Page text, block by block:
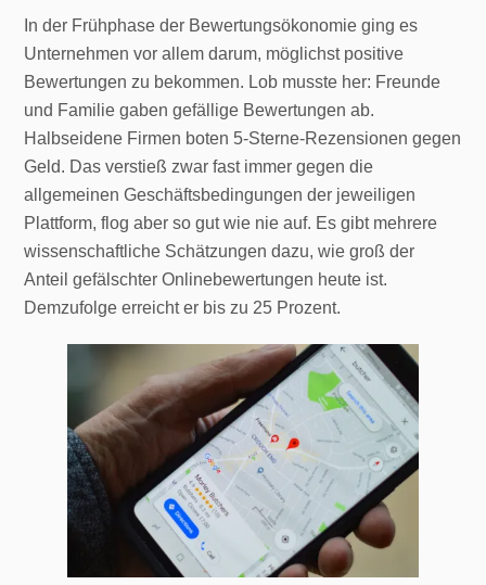
In der Frühphase der Bewertungsökonomie ging es
Unternehmen vor allem darum, möglichst positive
Bewertungen zu bekommen. Lob musste her: Freunde
und Familie gaben gefällige Bewertungen ab.
Halbseidene Firmen boten 5-Sterne-Rezensionen gegen
Geld. Das verstieß zwar fast immer gegen die
allgemeinen Geschäftsbedingungen der jeweiligen
Plattform, flog aber so gut wie nie auf. Es gibt mehrere
wissenschaftliche Schätzungen dazu, wie groß der
Anteil gefälschter Onlinebewertungen heute ist.
Demzufolge erreicht er bis zu 25 Prozent.